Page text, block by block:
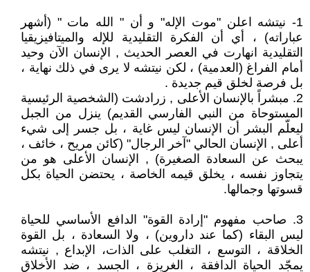
1- نيتشه اعلن "موت الإله" و أن " الله مات " (أشهر
عباراته) ، أي أن الفكرة التقليدية للإله والميتافيزيقيا
التقليدية انهارت في العصر الحديث , الإنسان الآن وحيد
أمام الفراغ (العدمية) ، لكن نيتشه لا يرى في ذلك نهاية ،
بل فرصة لخلق قيم جديدة .
2. مبشراً بالإنسان الأعلى , زرادشت (الشخصية الرئيسية
المستوحاة من النبي الفارسي القديم) ينزل من الجبل
ليعلّم البشر أن الإنسان ليس غاية ، بل جسر إلى شيء
أعلى , الإنسان الحالي "آخر الرجال" (كائن مريح ، خائف ،
يبحث عن السعادة الصغيرة) , الإنسان الأعلى هو من
يتجاوز نفسه ، يخلق قيمه الخاصة ، يحتضن الحياة بكل
قسوتها وجمالها.
3. صاحب مفهوم "إرادة القوة" الدافع الأساسي للحياة
ليس البقاء (كما عند داروين) ، ولا السعادة ، بل القوة
الخلاقة ، التوسع ، التغلب على الذات، الإبداع , نيتشه
يمجّد الحياة الدافقة ، الغريزة ، الجسد ، ضد الأخلاق